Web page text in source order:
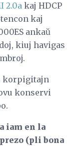
2.0a kaj HDCP
kaj
ankaŭ
kiuj havigas
korpigitajn
konservi
iam en la
(pli bona